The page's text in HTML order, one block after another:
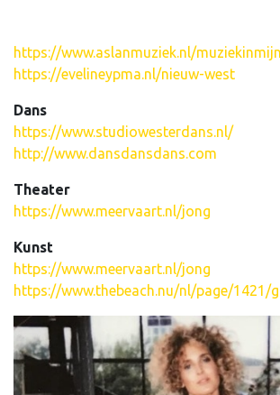
https://www.aslanmuziek.nl/
https://evelineypma.nl/nieuw-west
Dans
https://www.studiowesterdans.nl/
http://www.dansdansdans.com
Theater
https://www.meervaart.nl/jong
Kunst
https://www.meervaart.nl/jong
https://www.thebeach.nu/nl/page/1421/